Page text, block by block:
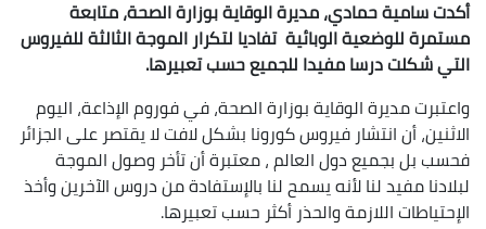
أكدت سامية حمادي، مديرة الوقاية بوزارة الصحة، متابعة
مستمرة للوضعية الوبائية تفاديا لتكرار الموجة الثالثة للفيروس
التي شكلت درسا مفيدا للجميع حسب تعبيرها.
واعتبرت مديرة الوقاية بوزارة الصحة، في فوروم الإذاعة، اليوم
الاثنين، أن انتشار فيروس كورونا بشكل لافت لا يقتصر على الجزائر
فحسب بل بجميع دول العالم ، معتبرة أن تأخر وصول الموجة
لبلادنا مفيد لنا لأنه يسمح لنا بالإستفادة من دروس الآخرين وأخذ
الإحتياطات اللازمة والحذر أكثر حسب تعبيرها.